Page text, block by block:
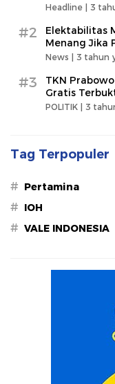
Headline | 3
#2
Elektabilitas
Menang Jika
News | 3 tahun
#3
TKN
Gratis
POLITIK | 3
Tag Terpopuler
# Pertamina
# IOH
# VALE INDONESIA